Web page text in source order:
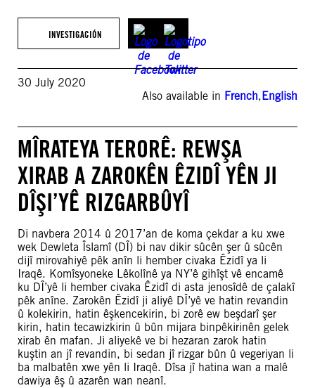
INVESTIGACIÓN
30 July 2020
Also available in French,English
MÎRATEYA TERORÊ: REWŞA
XIRAB A ZAROKÊN ÊZIDÎ YÊN JI
DÎŞI’YÊ RIZGARBÛYÎ
Di navbera 2014 û 2017’an de koma çekdar a ku xwe
wek Dewleta Îslamî (DÎ) bi nav dikir sûcên şer û sûcên
dijî mirovahiyê pêk anîn li hember civaka Êzidî ya li
Iraqê. Komîsyoneke Lêkolînê ya NY’ê gihîşt vê encamê
ku DÎ’yê li hember civaka Êzidî di asta jenosîdê de çalakî
pêk anîne. Zarokên Êzidî ji aliyê DÎ’yê ve hatin revandin
û kolekirin, hatin êşkencekirin, bi zorê ew beşdarî şer
kirin, hatin tecawizkirin û bûn mijara binpêkirinên gelek
xirab ên mafan. Ji aliyekê ve bi hezaran zarok hatin
kuştin an jî revandin, bi sedan jî rizgar bûn û vegeriyan li
ba malbatên xwe yên li Iraqê. Dîsa jî hatina wan a malê
dawiya êş û azarên wan neanî.